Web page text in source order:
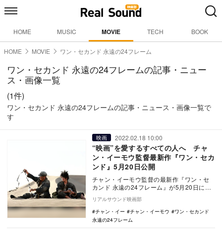
HOME MUSIC MOVIE TECH BOOK
HOME MOVIE ワン・セカンド 永遠の24フレーム
ワン・セカンド 永遠の24フレームの記事・ニュー
ス・画像一覧
(1件)
ワン・セカンド 永遠の24フレームの記事・ニュース・画像一覧で
す
映画 2022.02.18 10:00
“映画”を愛するすべての人へ チャ
ン・イーモウ監督最新作『ワン・セカ
ンド』5月20日公開
チャン・イーモウ監督の最新作『ワン・セ
カンド 永遠の24フレーム』が5月20日に公
開されることが決定。あわせて日本版ポス
タービジ…
リアルサウンド映画部
チャン・イー
チャン・イーモウ
ワン・セカンド
永遠の24フレーム